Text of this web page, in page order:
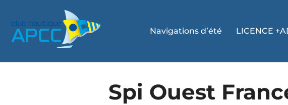
Navigations d’été LICENCE
Spi Ouest